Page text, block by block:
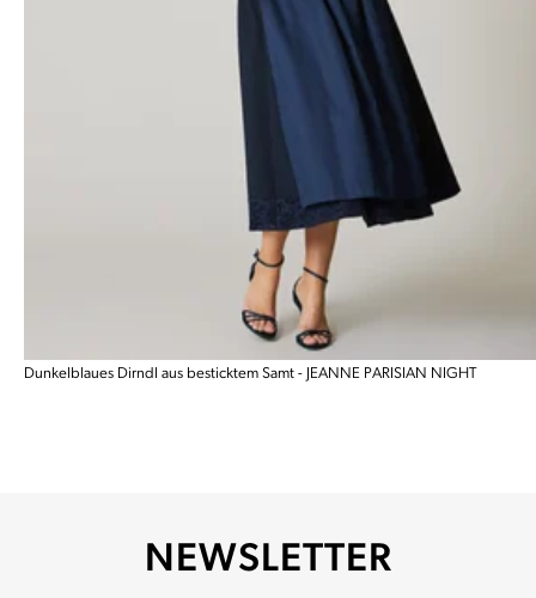
Dunkelblaues Dirndl aus besticktem Samt - JEANNE PARISIAN NIGHT
NEWSLETTER